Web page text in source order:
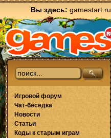
Вы здесь: gamestart.ru
Игровой форум
Чат-беседка
Новости
Статьи
Коды к старым играм